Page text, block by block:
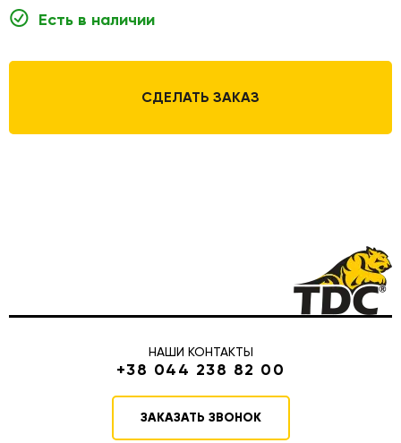
Есть в наличии
СДЕЛАТЬ ЗАКАЗ
НАШИ КОНТАКТЫ
+38 044 238 82 00
ЗАКАЗАТЬ ЗВОНОК